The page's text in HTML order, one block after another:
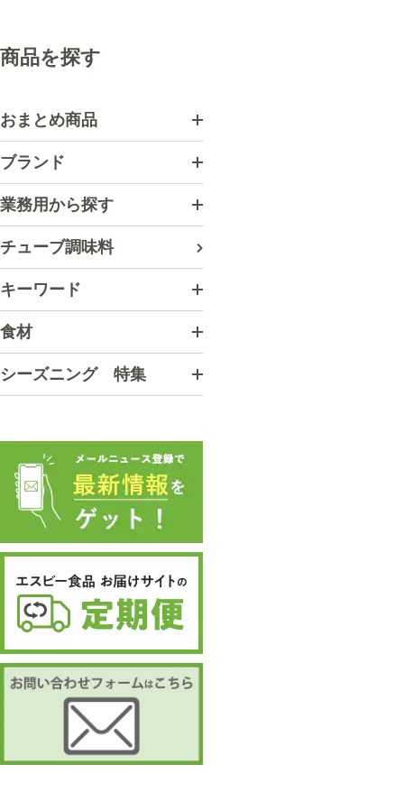
商品を探す
おまとめ商品
ブランド
業務用から探す
チューブ調味料
キーワード
食材
シーズニング 特集